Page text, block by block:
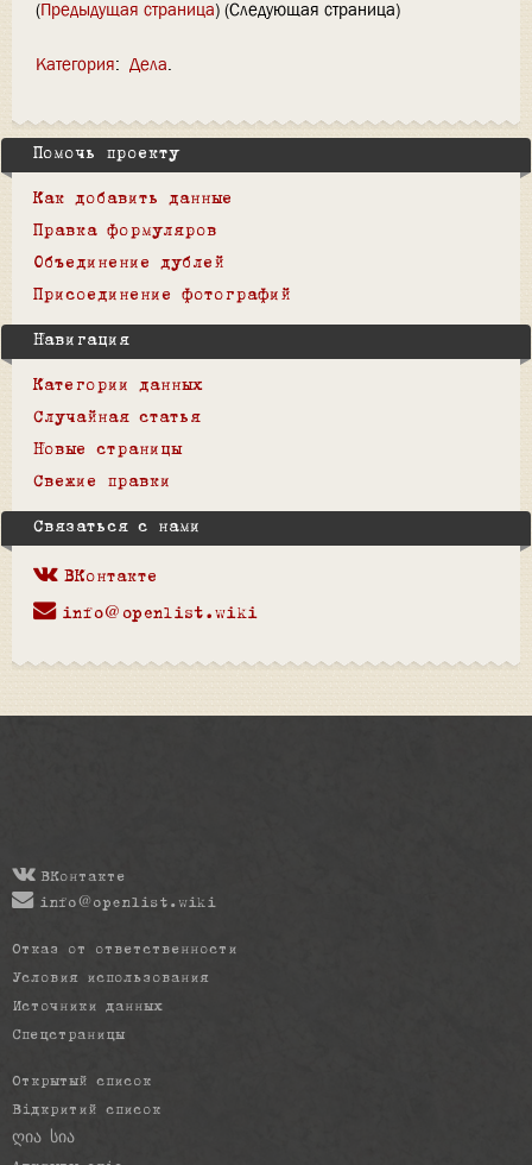
(Предыдущая страница) (Следующая страница)
Категория: Дела
Помочь проекту
Как добавить данные
Правка формуляров
Объединение дублей
Присоединение фотографий
Навигация
Категории данных
Случайная статья
Новые страницы
Свежие правки
Связаться с нами
ВКонтакте
info@openlist.wiki
ВКонтакте
info@openlist.wiki
Отказ от ответственности
Условия использования
Источники данных
Спецстраницы
Открытый список
Відкритий список
ღია სია